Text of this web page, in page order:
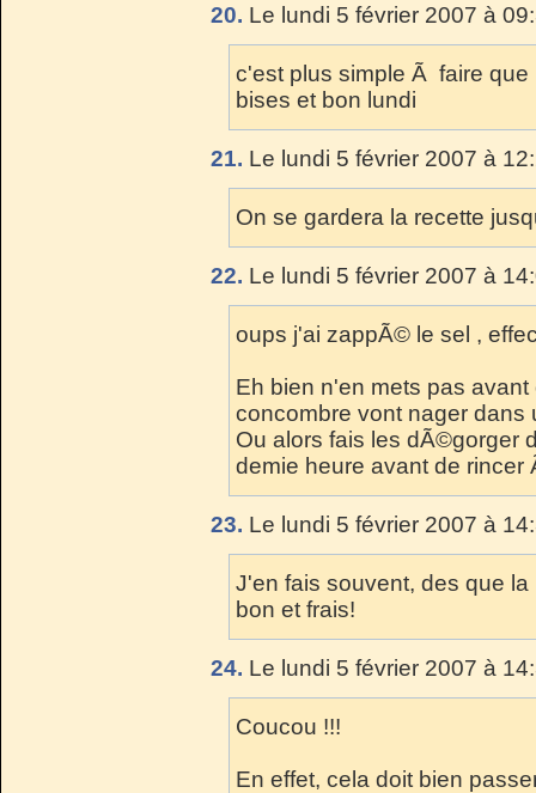
20. Le lundi 5 février 2007 à
c'est plus simple Ã faire que
bises et bon lundi
21. Le lundi 5 février 2007 à
On se gardera la recette
22. Le lundi 5 février 2007 à
oups j'ai zappÃ© le sel ,
Eh bien n'en mets pas
concombre vont nager
Ou alors fais les dÃ©gorger
demie heure avant de
23. Le lundi 5 février 2007 à
J'en fais souvent, des que
bon et frais!
24. Le lundi 5 février 2007 à
Coucou !!!
En effet, cela doit bien